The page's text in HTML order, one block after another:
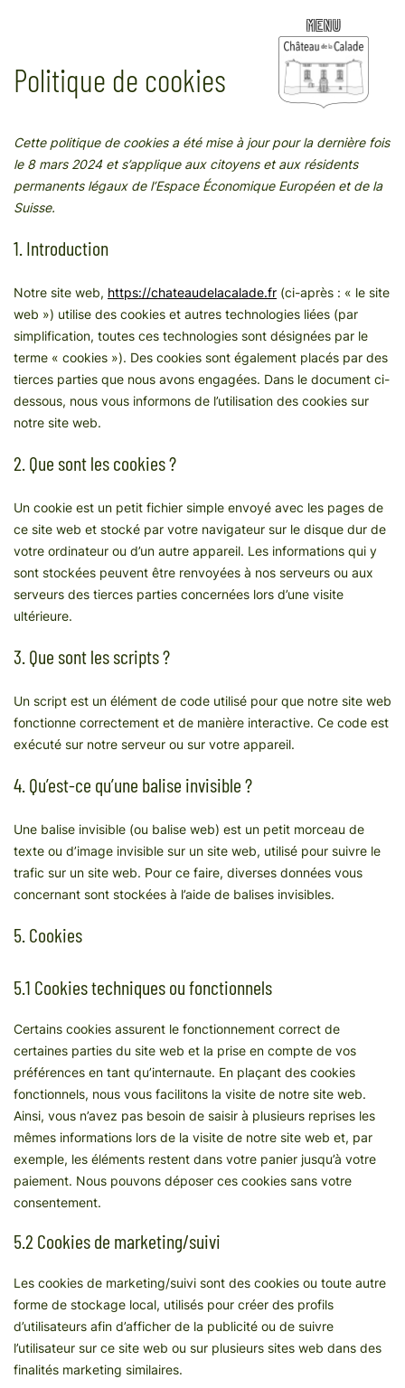
au
contenu
Politique de cookies
Cette politique de cookies a été mise à jour pour la dernière fois
le 8 mars 2024 et s’applique aux citoyens et aux résidents
permanents légaux de l’Espace Économique Européen et de la
Suisse.
1. Introduction
Notre site web, https://chateaudelacalade.fr (ci-après : « le site
web ») utilise des cookies et autres technologies liées (par
simplification, toutes ces technologies sont désignées par le
terme « cookies »). Des cookies sont également placés par des
tierces parties que nous avons engagées. Dans le document ci-
dessous, nous vous informons de l’utilisation des cookies sur
notre site web.
2. Que sont les cookies ?
Un cookie est un petit fichier simple envoyé avec les pages de
ce site web et stocké par votre navigateur sur le disque dur de
votre ordinateur ou d’un autre appareil. Les informations qui y
sont stockées peuvent être renvoyées à nos serveurs ou aux
serveurs des tierces parties concernées lors d’une visite
ultérieure.
3. Que sont les scripts ?
Un script est un élément de code utilisé pour que notre site web
fonctionne correctement et de manière interactive. Ce code est
exécuté sur notre serveur ou sur votre appareil.
4. Qu’est-ce qu’une balise invisible ?
Une balise invisible (ou balise web) est un petit morceau de
texte ou d’image invisible sur un site web, utilisé pour suivre le
trafic sur un site web. Pour ce faire, diverses données vous
concernant sont stockées à l’aide de balises invisibles.
5. Cookies
5.1 Cookies techniques ou fonctionnels
Certains cookies assurent le fonctionnement correct de
certaines parties du site web et la prise en compte de vos
préférences en tant qu’internaute. En plaçant des cookies
fonctionnels, nous vous facilitons la visite de notre site web.
Ainsi, vous n’avez pas besoin de saisir à plusieurs reprises les
mêmes informations lors de la visite de notre site web et, par
exemple, les éléments restent dans votre panier jusqu’à votre
paiement. Nous pouvons déposer ces cookies sans votre
consentement.
5.2 Cookies de marketing/suivi
Les cookies de marketing/suivi sont des cookies ou toute autre
forme de stockage local, utilisés pour créer des profils
d’utilisateurs afin d’afficher de la publicité ou de suivre
l’utilisateur sur ce site web ou sur plusieurs sites web dans des
finalités marketing similaires.